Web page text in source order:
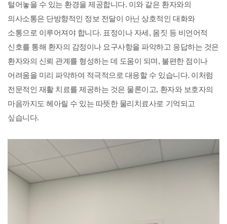
털어놓을 수 있는 환경을 제공합니다. 이와 같은 환자와의
의사소통은 단방향적인 정보 전달이 아닌 상호적인 대화와
소통으로 이루어져야 합니다. 표정이나 자세, 몸짓 등 비언어적
신호를 통해 환자의 감정이나 요구사항을 파악하고 응답하는 것은
환자와의 신뢰 관계를 형성하는 데 도움이 되며, 불편한 점이나
어려움을 미리 파악하여 적극적으로 대응할 수 있습니다. 이처럼
전문적인 재활 치료를 제공하는 것은 물론이고, 환자와 보호자의
마음까지도 헤아릴 수 있는 따뜻한 물리치료사로 기억되고
싶습니다.